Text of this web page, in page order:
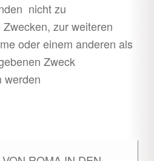
nicht zu
zur weiteren
oder einem anderen als
Zweck
werden